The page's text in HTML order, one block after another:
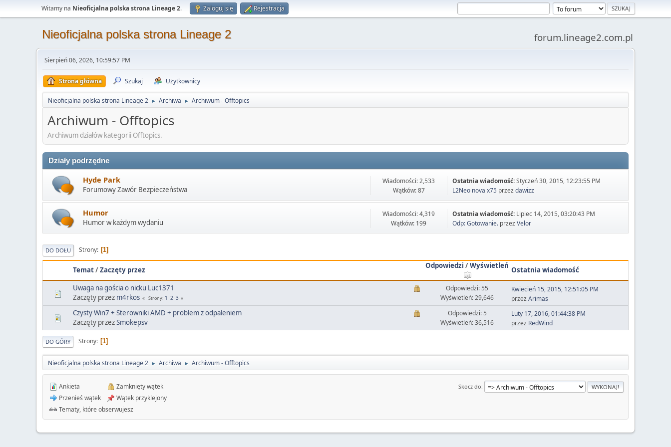
Witamy na Nieoficjalna polska strona Lineage 2. Zaloguj się Rejestracja
Nieoficjalna polska strona Lineage 2 forum.lineage2.com.pl
Sierpień 06, 2026, 10:59:57 PM
Strona główna Szukaj Użytkownicy
Nieoficjalna polska strona Lineage 2 ► Archiwa ► Archiwum - Offtopics
Archiwum - Offtopics
Archiwum działów kategorii Offtopics.
Działy podrzędne
Hyde Park
Forumowy Zawór Bezpieczeństwa
Wiadomości: 2,533
Wątków: 87
Ostatnia wiadomość:Styczeń 30, 2015, 12:23:55 PM
L2Neo nova x75 przezdawizz
Humor
Humor w każdym wydaniu
Wiadomości: 4,319
Wątków: 199
Ostatnia wiadomość: Lipiec 14, 2015, 03:20:43 PM
Odp: Gotowanie. przezVelor
DO DOŁU Strony 1
Temat/Zaczęty przez
Odpowiedzi /Wyświetleń
Ostatnia wiadomość
Uwaga na gościa o nicku Luc1371
Zaczęty przez m4rkos Strony 1 2 3
Odpowiedzi: 55
Wyświetleń: 29,646
Kwiecień 15, 2015, 12:51:05 PM
przezArimas
Czysty Win7 + Sterowniki AMD + problem z odpaleniem
Zaczęty przezSmokepsv
Odpowiedzi: 5
Wyświetleń: 36,516
Luty 17, 2016, 01:44:38 PM
przez RedWind
DO GÓRY Strony 1
Nieoficjalna polska strona Lineage 2 ► Archiwa ► Archiwum - Offtopics
Skocz do
Ankieta
Przenieś wątek
Zamknięty wątek
Wątek przyklejony
Tematy, które obserwujesz